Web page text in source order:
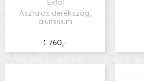
1 760,-
Extol
Asztalos derékszög,
alumínium